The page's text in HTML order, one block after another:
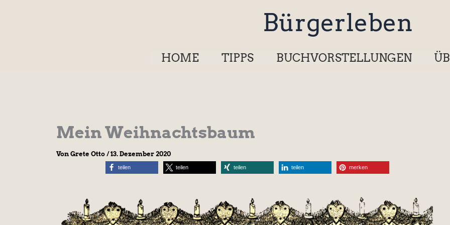
Bürgerleben
HOME TIPPS BUCHVORSTELLUNGEN
Mein Weihnachtsbaum
Von Grete Otto /13. Dezember 2020
teilen teilen teilen teilen merken